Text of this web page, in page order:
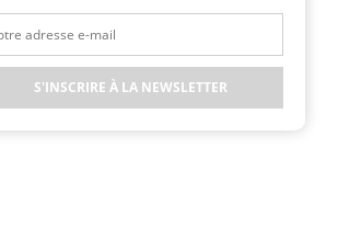
S'INSCRIRE À LA NEWSLETTER